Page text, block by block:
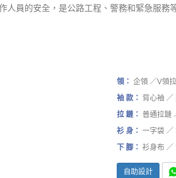
人員的安全，是公路工程、警務和緊急服
領： 企領 ／V領
袖 款： 背心袖 ／
拉 鏈： 普通拉鏈
衫 身： 一字袋 ／
下 腳： 衫身布 ／
自助設計